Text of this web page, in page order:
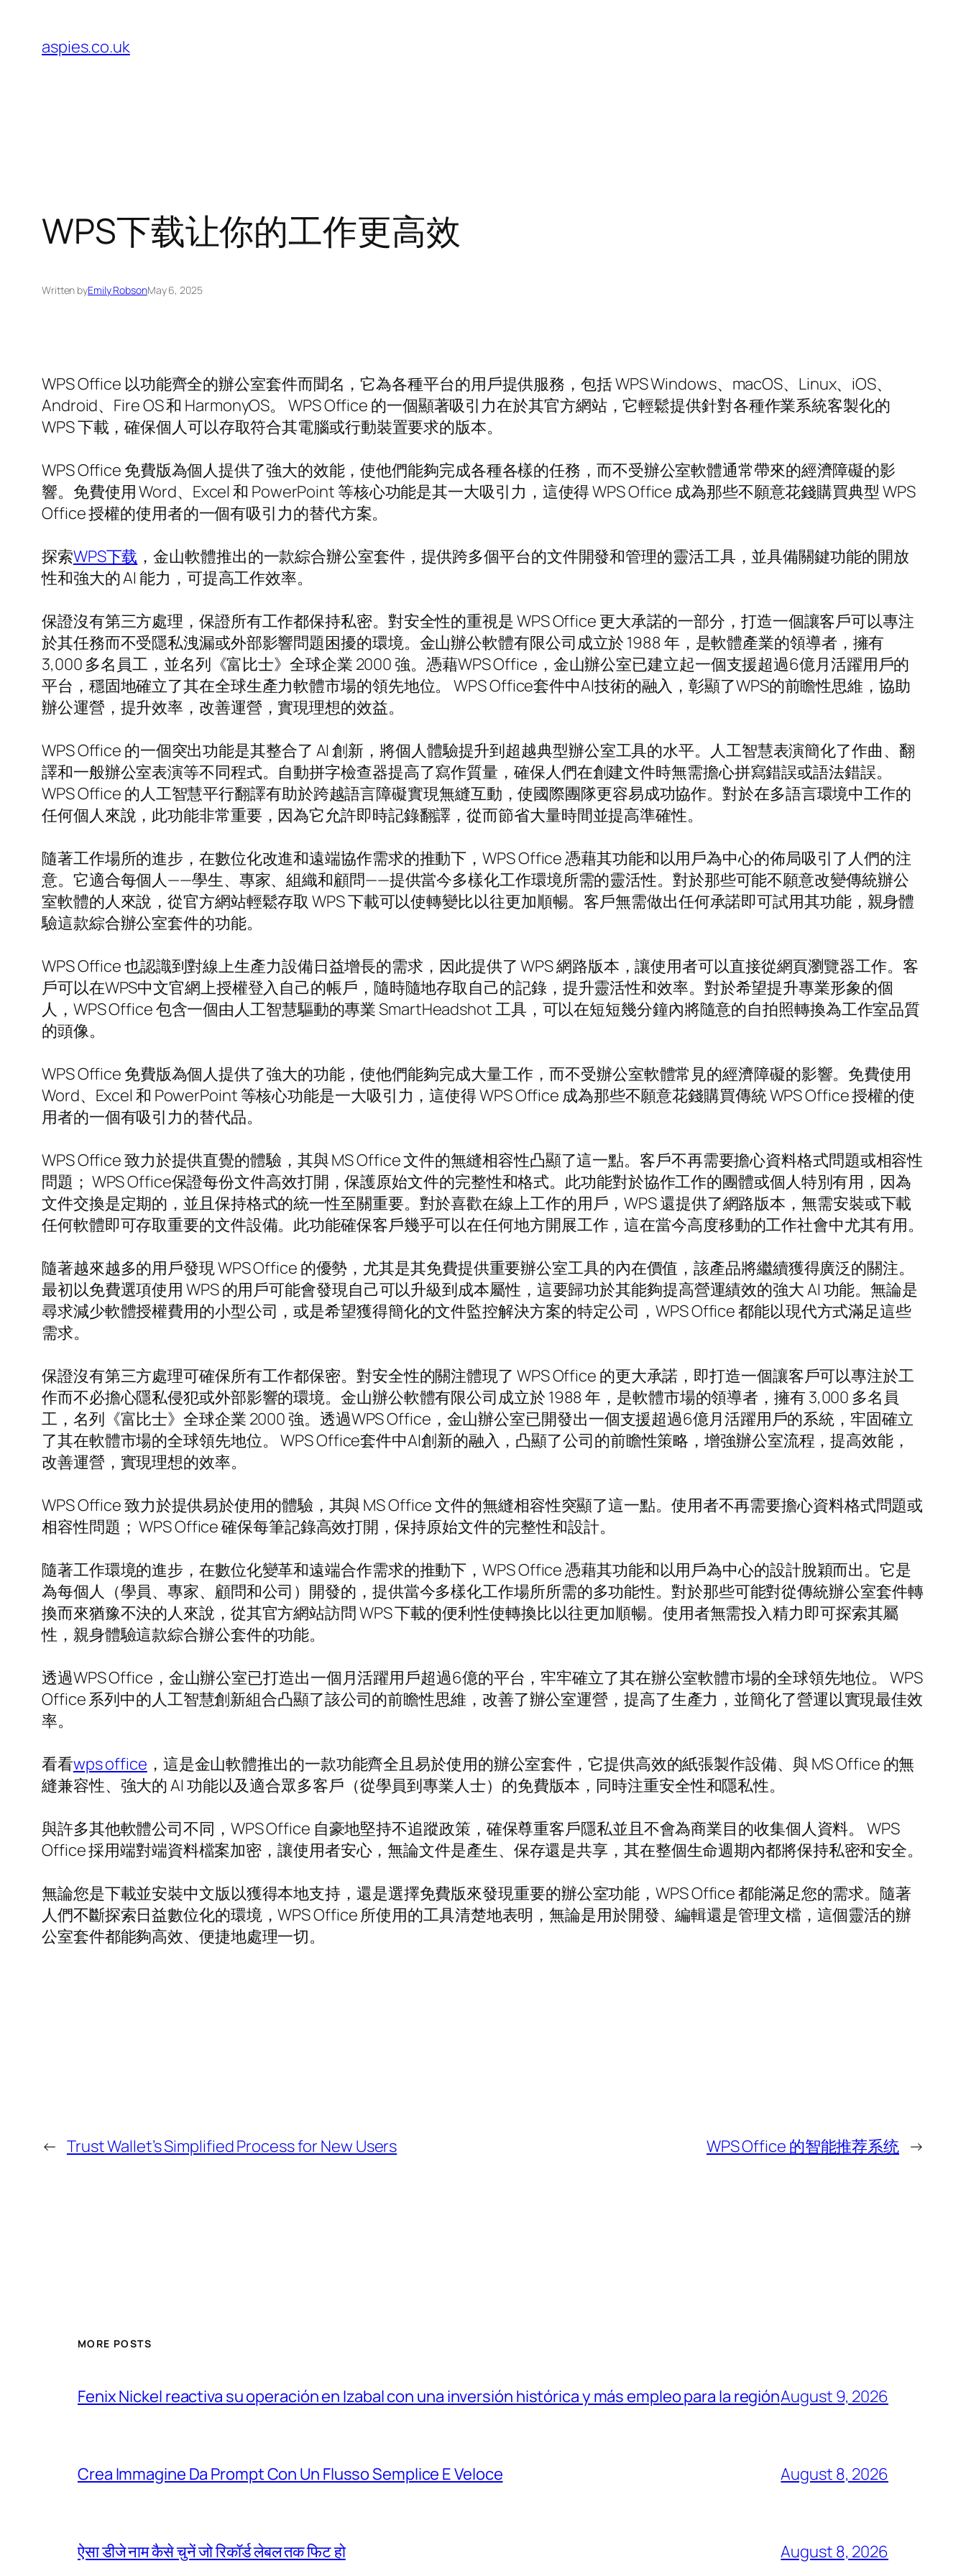
content
aspies.co.uk
WPS下载让你的工作更高效
Written byEmily RobsonMay 6, 2025
WPS Office 以功能齊全的辦公室套件而聞名，它為各種平台的用戶提供服務，包括 WPS Windows、macOS、Linux、iOS、
Android、Fire OS 和 HarmonyOS。 WPS Office 的一個顯著吸引力在於其官方網站，它輕鬆提供針對各種作業系統客製化的
WPS 下載，確保個人可以存取符合其電腦或行動裝置要求的版本。
WPS Office 免費版為個人提供了強大的效能，使他們能夠完成各種各樣的任務，而不受辦公室軟體通常帶來的經濟障礙的影
響。免費使用 Word、Excel 和 PowerPoint 等核心功能是其一大吸引力，這使得 WPS Office 成為那些不願意花錢購買典型 WPS
Office 授權的使用者的一個有吸引力的替代方案。
探索WPS下载 ，金山軟體推出的一款綜合辦公室套件，提供跨多個平台的文件開發和管理的靈活工具，並具備關鍵功能的開放
性和強大的 AI 能力，可提高工作效率。
保證沒有第三方處理，保證所有工作都保持私密。對安全性的重視是 WPS Office 更大承諾的一部分，打造一個讓客戶可以專注
於其任務而不受隱私洩漏或外部影響問題困擾的環境。金山辦公軟體有限公司成立於 1988 年，是軟體產業的領導者，擁有
3,000 多名員工，並名列《富比士》全球企業 2000 強。憑藉WPS Office，金山辦公室已建立起一個支援超過6億月活躍用戶的
平台，穩固地確立了其在全球生產力軟體市場的領先地位。 WPS Office套件中AI技術的融入，彰顯了WPS的前瞻性思維，協助
辦公運營，提升效率，改善運營，實現理想的效益。
WPS Office 的一個突出功能是其整合了 AI 創新，將個人體驗提升到超越典型辦公室工具的水平。人工智慧表演簡化了作曲、翻
譯和一般辦公室表演等不同程式。自動拼字檢查器提高了寫作質量，確保人們在創建文件時無需擔心拼寫錯誤或語法錯誤。
WPS Office 的人工智慧平行翻譯有助於跨越語言障礙實現無縫互動，使國際團隊更容易成功協作。對於在多語言環境中工作的
任何個人來說，此功能非常重要，因為它允許即時記錄翻譯，從而節省大量時間並提高準確性。
隨著工作場所的進步，在數位化改進和遠端協作需求的推動下，WPS Office 憑藉其功能和以用戶為中心的佈局吸引了人們的注
意。它適合每個人——學生、專家、組織和顧問——提供當今多樣化工作環境所需的靈活性。對於那些可能不願意改變傳統辦公
室軟體的人來說，從官方網站輕鬆存取 WPS 下載可以使轉變比以往更加順暢。客戶無需做出任何承諾即可試用其功能，親身體
驗這款綜合辦公室套件的功能。
WPS Office 也認識到對線上生產力設備日益增長的需求，因此提供了 WPS 網路版本，讓使用者可以直接從網頁瀏覽器工作。客
戶可以在WPS中文官網上授權登入自己的帳戶，隨時隨地存取自己的記錄，提升靈活性和效率。對於希望提升專業形象的個
人，WPS Office 包含一個由人工智慧驅動的專業 SmartHeadshot 工具，可以在短短幾分鐘內將隨意的自拍照轉換為工作室品質
的頭像。
WPS Office 免費版為個人提供了強大的功能，使他們能夠完成大量工作，而不受辦公室軟體常見的經濟障礙的影響。免費使用
Word、Excel 和 PowerPoint 等核心功能是一大吸引力，這使得 WPS Office 成為那些不願意花錢購買傳統 WPS Office 授權的使
用者的一個有吸引力的替代品。
WPS Office 致力於提供直覺的體驗，其與 MS Office 文件的無縫相容性凸顯了這一點。客戶不再需要擔心資料格式問題或相容性
問題； WPS Office保證每份文件高效打開，保護原始文件的完整性和格式。此功能對於協作工作的團體或個人特別有用，因為
文件交換是定期的，並且保持格式的統一性至關重要。對於喜歡在線上工作的用戶，WPS 還提供了網路版本，無需安裝或下載
任何軟體即可存取重要的文件設備。此功能確保客戶幾乎可以在任何地方開展工作，這在當今高度移動的工作社會中尤其有用。
隨著越來越多的用戶發現 WPS Office 的優勢，尤其是其免費提供重要辦公室工具的內在價值，該產品將繼續獲得廣泛的關注。
最初以免費選項使用 WPS 的用戶可能會發現自己可以升級到成本屬性，這要歸功於其能夠提高營運績效的強大 AI 功能。無論是
尋求減少軟體授權費用的小型公司，或是希望獲得簡化的文件監控解決方案的特定公司，WPS Office 都能以現代方式滿足這些
需求。
保證沒有第三方處理可確保所有工作都保密。對安全性的關注體現了 WPS Office 的更大承諾，即打造一個讓客戶可以專注於工
作而不必擔心隱私侵犯或外部影響的環境。金山辦公軟體有限公司成立於 1988 年，是軟體市場的領導者，擁有 3,000 多名員
工，名列《富比士》全球企業 2000 強。透過WPS Office，金山辦公室已開發出一個支援超過6億月活躍用戶的系統，牢固確立
了其在軟體市場的全球領先地位。 WPS Office套件中AI創新的融入，凸顯了公司的前瞻性策略，增強辦公室流程，提高效能，
改善運營，實現理想的效率。
WPS Office 致力於提供易於使用的體驗，其與 MS Office 文件的無縫相容性突顯了這一點。使用者不再需要擔心資料格式問題或
相容性問題； WPS Office 確保每筆記錄高效打開，保持原始文件的完整性和設計。
隨著工作環境的進步，在數位化變革和遠端合作需求的推動下，WPS Office 憑藉其功能和以用戶為中心的設計脫穎而出。它是
為每個人（學員、專家、顧問和公司）開發的，提供當今多樣化工作場所所需的多功能性。對於那些可能對從傳統辦公室套件轉
換而來猶豫不決的人來說，從其官方網站訪問 WPS 下載的便利性使轉換比以往更加順暢。使用者無需投入精力即可探索其屬
性，親身體驗這款綜合辦公套件的功能。
透過WPS Office，金山辦公室已打造出一個月活躍用戶超過6億的平台，牢牢確立了其在辦公室軟體市場的全球領先地位。 WPS
Office 系列中的人工智慧創新組合凸顯了該公司的前瞻性思維，改善了辦公室運營，提高了生產力，並簡化了營運以實現最佳效
率。
看看wps office ，這是金山軟體推出的一款功能齊全且易於使用的辦公室套件，它提供高效的紙張製作設備、與 MS Office 的無
縫兼容性、強大的 AI 功能以及適合眾多客戶（從學員到專業人士）的免費版本，同時注重安全性和隱私性。
與許多其他軟體公司不同，WPS Office 自豪地堅持不追蹤政策，確保尊重客戶隱私並且不會為商業目的收集個人資料。 WPS
Office 採用端對端資料檔案加密，讓使用者安心，無論文件是產生、保存還是共享，其在整個生命週期內都將保持私密和安全。
無論您是下載並安裝中文版以獲得本地支持，還是選擇免費版來發現重要的辦公室功能，WPS Office 都能滿足您的需求。隨著
人們不斷探索日益數位化的環境，WPS Office 所使用的工具清楚地表明，無論是用於開發、編輯還是管理文檔，這個靈活的辦
公室套件都能夠高效、便捷地處理一切。
← Trust Wallet’s Simplified Process for New Users WPS Office 的智能推荐系统 →
MORE POSTS
Fenix Nickel reactiva su operación en Izabal con una inversión histórica y más empleo para la regiónAugust 9, 2026
Crea Immagine Da Prompt Con Un Flusso Semplice E Veloce August 8, 2026
ऐसा डीजे नाम कैसे चुनें जो रिकॉर्ड लेबल तक फिट हो August 8, 2026